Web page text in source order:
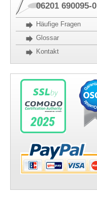
06201 690095-0
Häufige Fragen
Glossar
Kontakt